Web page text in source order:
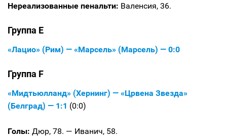
Нереализованные пенальти: Валенсия, 36.
Группа E
«Лацио» (Рим) — «Марсель» (Марсель) — 0:0
Группа F
«Мидтьюлланд» (Хернинг) — «Црвена Звезда»
(Белград) — 1:1 (0:0)
Голы: Дюр, 78. — Иванич, 58.